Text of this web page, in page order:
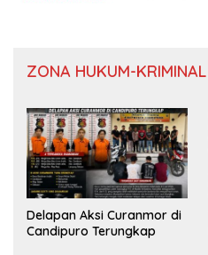
ZONA HUKUM-KRIMINAL
Delapan Aksi Curanmor di
Candipuro Terungkap